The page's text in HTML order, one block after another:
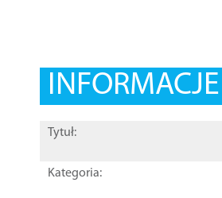
Tytuł:
Kategoria: